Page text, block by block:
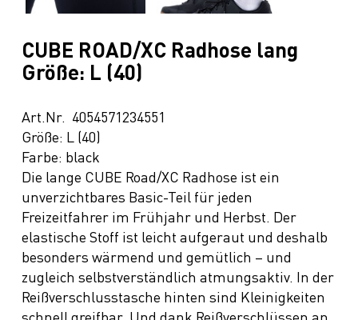
CUBE ROAD/XC Radhose lang
Größe: L (40)
Art.Nr. 4054571234551
Größe: L (40)
Farbe: black
Die lange CUBE Road/XC Radhose ist ein
unverzichtbares Basic-Teil für jeden
Freizeitfahrer im Frühjahr und Herbst. Der
elastische Stoff ist leicht aufgeraut und deshalb
besonders wärmend und gemütlich – und
zugleich selbstverständlich atmungsaktiv. In der
Reißverschlusstasche hinten sind Kleinigkeiten